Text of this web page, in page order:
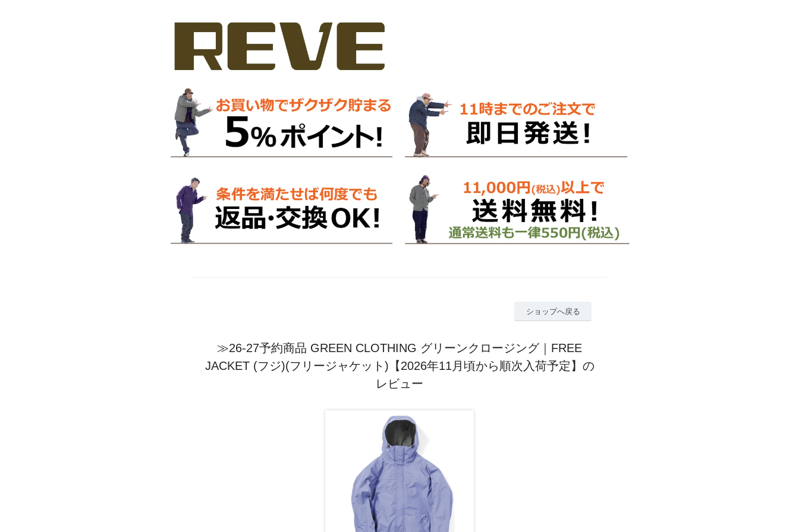
ショップへ戻る
≫26-27予約商品 GREEN CLOTHING グリーンクロージング｜FREE
JACKET (フジ)(フリージャケット)【2026年11月頃から順次入荷予定】の
レビュー